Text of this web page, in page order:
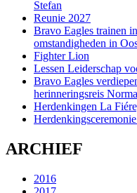
Stefan
Reunie 2027
Bravo Eagles trainen
omstandigheden in
Fighter Lion
Lessen Leiderschap
Bravo Eagles
herinneringsreis
Herdenkingen La
ARCHIEF
2016